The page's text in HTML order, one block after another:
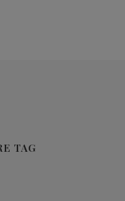
TAG